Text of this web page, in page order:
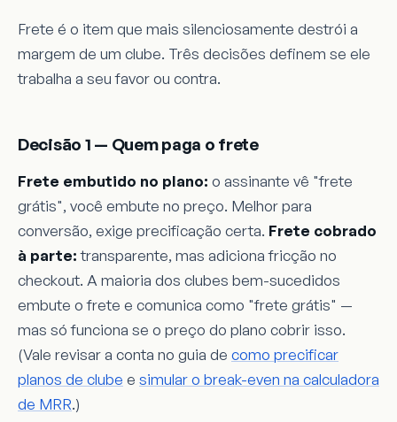
Frete é o item que mais silenciosamente destrói a
margem de um clube. Três decisões definem se ele
trabalha a seu favor ou contra.
Decisão 1 — Quem paga o frete
Frete embutido no plano: o assinante vê "frete
grátis", você embute no preço. Melhor para
conversão, exige precificação certa. Frete cobrado
à parte:transparente, mas adiciona fricção no
checkout. A maioria dos clubes bem-sucedidos
embute o frete e comunica como "frete grátis" —
mas só funciona se o preço do plano cobrir isso.
(Vale revisar a conta no guia de como precificar
planos de clube e simular o break-even na calculadora
de MRR.)